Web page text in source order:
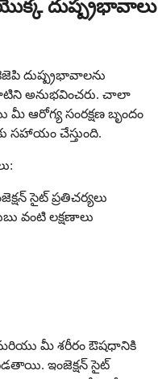
దుష్ప్రభావాలు
దుష్ప్రభావాలను
అనుభవించరు. చాలా
ఆరోగ్య సంరక్షణ బృందం
సహాయం చేస్తుంది.
సైట్ ప్రతిచర్యలు
వంటి లక్షణాలు
మీ శరీరం ఔషధానికి
ఇంజెక్షన్ సైట్